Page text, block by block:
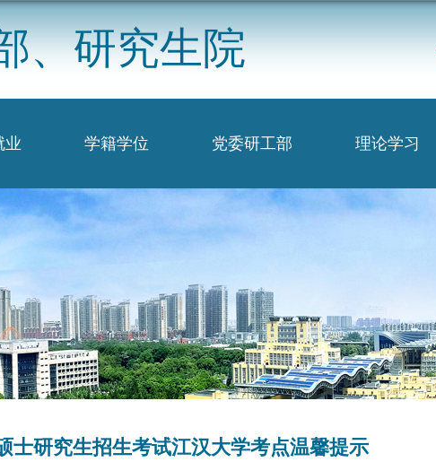
、研究生院
业 学籍学位 党委研工部 理论学习
士研究生招生考试江汉大学考点温馨提示